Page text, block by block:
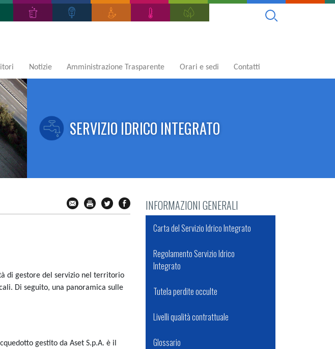
Notizie Amministrazione Trasparente Orari e sedi Contatti
SERVIZIO IDRICO INTEGRATO
di gestore del servizio nel territorio
Di seguito, una panoramica sulle
gestito da Aset S.p.A. è il
INFORMAZIONI GENERALI
Carta del Servizio Idrico Integrato
Regolamento Servizio Idrico
Integrato
Tutela perdite occulte
Livelli qualità contrattuale
Glossario